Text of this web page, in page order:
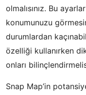
olmalısınız. Bu
konumunuzu
durumlardan
özelliği kullanırken
onları
Snap Map’in